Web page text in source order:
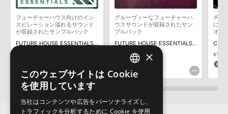
わせなどはテクニカルサポート
までご連絡ください。
デモソングは、製品収録サウンドを使ってできることを紹介するた
めのデモンストレーション用の楽曲です。原則として、デモソング
そのものをお使いいただくことはできません。また、デモソングを
構成する全てのサウンドが、サンプルパックに含まれていることを
ダウンロード製品という性質上、一切の返品・返金はお受け付け致
しかねます。
フューチャーハウス向けのイン
スピレーション溢れるサウンド
が収録されたサンプルパック
FUTURE HOUSE ESSENTIALS VOL 3
グルーヴィーなフューチャーハ
ウスサウンドが収録されたサン
プルパック
FUTURE HOUSE ESSENTIALS VOL 2
¥2,332
116pt
チル/
にオ
オリ
ENGLISH
×
このウェブサイトは Cookie
を使用しています
当社はコンテンツや広告をパーソナライズし、
トラフィックを分析するために Cookie を使用